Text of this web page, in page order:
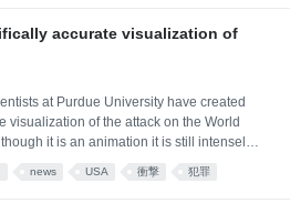
accept this change, or click "Cancel" to
always change your preferen
accurate visualization of
at Purdue University have created
visualization of the attack on the World
it is an animation it is still intensely
news USA 衝撃 犯罪